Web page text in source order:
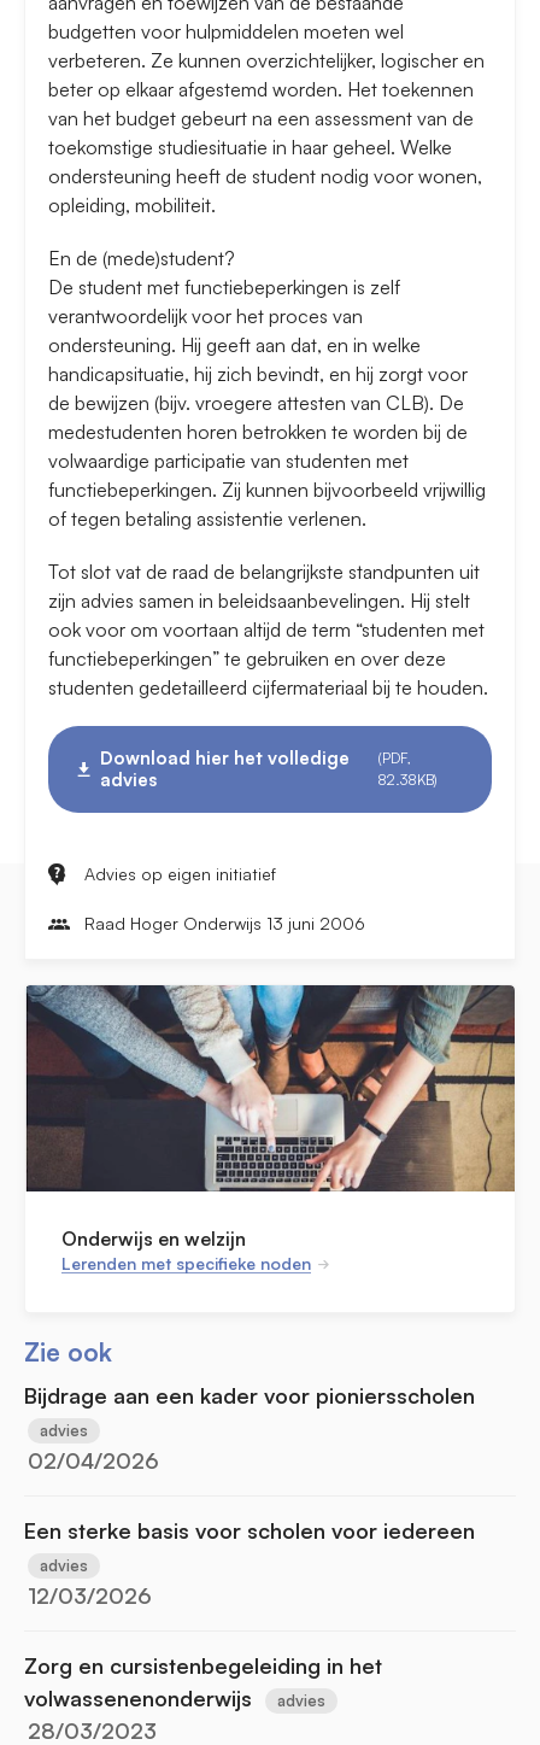
budgetten voor hulpmiddelen moeten wel
verbeteren. Ze kunnen overzichtelijker, logischer en
beter op elkaar afgestemd worden. Het toekennen
van het budget gebeurt na een assessment van de
toekomstige studiesituatie in haar geheel. Welke
ondersteuning heeft de student nodig voor wonen,
opleiding, mobiliteit.
En de (mede)student?
De student met functiebeperkingen is zelf
verantwoordelijk voor het proces van
ondersteuning. Hij geeft aan dat, en in welke
handicapsituatie, hij zich bevindt, en hij zorgt voor
de bewijzen (bijv. vroegere attesten van CLB). De
medestudenten horen betrokken te worden bij de
volwaardige participatie van studenten met
functiebeperkingen. Zij kunnen bijvoorbeeld vrijwillig
of tegen betaling assistentie verlenen.
Tot slot vat de raad de belangrijkste standpunten uit
zijn advies samen in beleidsaanbevelingen. Hij stelt
ook voor om voortaan altijd de term “studenten met
functiebeperkingen” te gebruiken en over deze
studenten gedetailleerd cijfermateriaal bij te houden.
Download hier het volledige
advies
(PDF,
82.38KB)
Advies op eigen initiatief
Raad Hoger Onderwijs 13 juni 2006
Onderwijs en welzijn
Lerenden met specifieke noden
Zie ook
Bijdrage aan een kader voor pioniersscholen
advies
02/04/2026
Een sterke basis voor scholen voor iedereen
advies
12/03/2026
Zorg en cursistenbegeleiding in het
volwassenenonderwijs
advies
28/03/2023